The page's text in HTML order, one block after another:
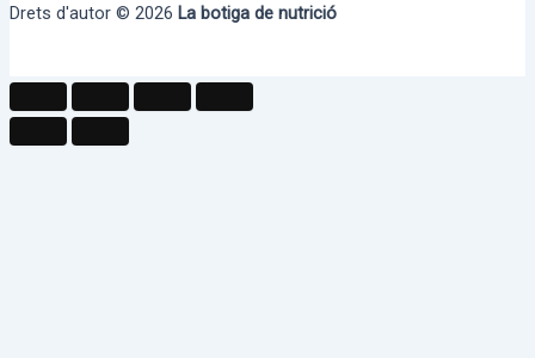
Drets d'autor © 2026 La botiga de nutrició